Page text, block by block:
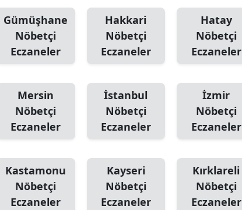
Gümüşhane
Nöbetçi
Eczaneler
Hakkari
Nöbetçi
Eczaneler
Hatay
Nöbetçi
Eczaneler
Mersin
Nöbetçi
Eczaneler
İstanbul
Nöbetçi
Eczaneler
İzmir
Nöbetçi
Eczaneler
Kastamonu
Nöbetçi
Eczaneler
Kayseri
Nöbetçi
Eczaneler
Kırklareli
Nöbetçi
Eczaneler